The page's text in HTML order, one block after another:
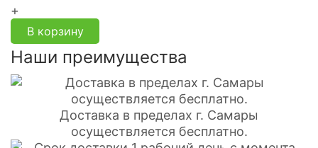
+
В корзину
Наши преимущества
Доставка в пределах г. Самары
осуществляется бесплатно.